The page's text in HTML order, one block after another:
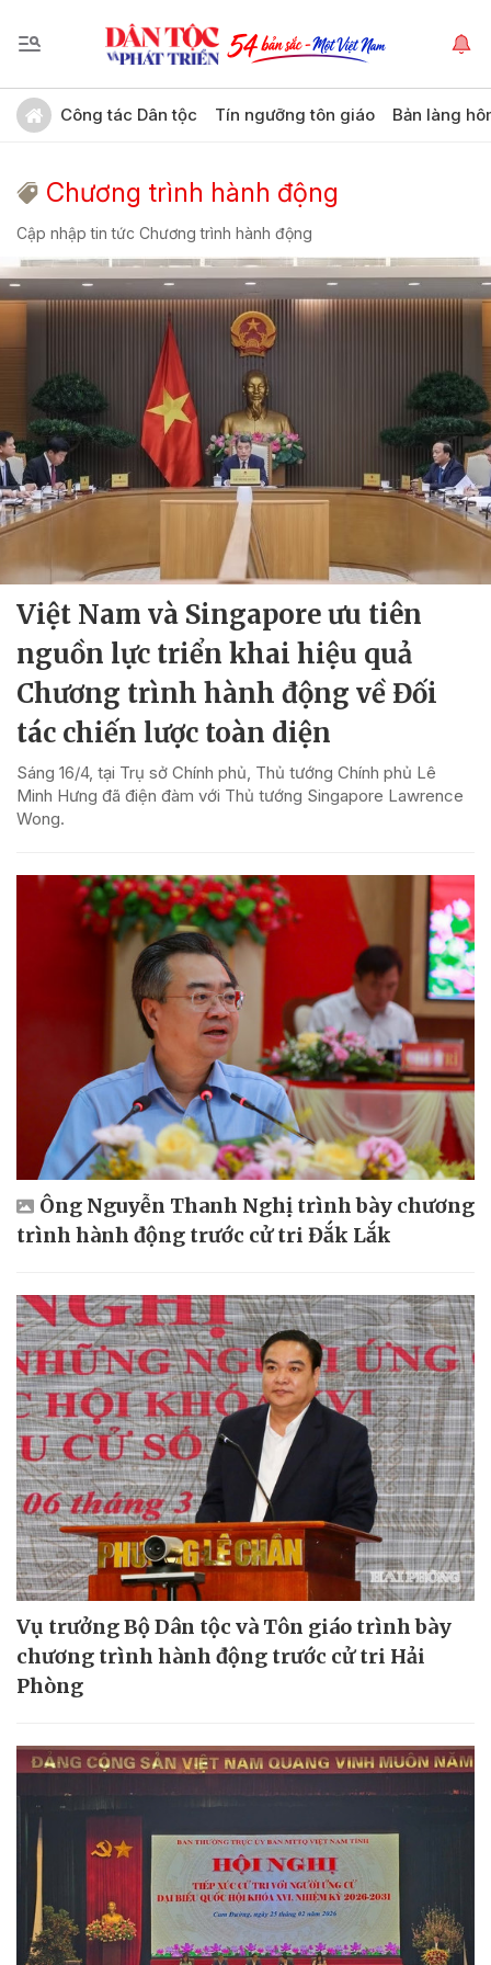
Công tác Dân tộc Tín ngưỡng tôn giáo Bản làng
Chương trình hành động
Cập nhập tin tức Chương trình hành động
Việt Nam và Singapore ưu tiên
nguồn lực triển khai hiệu quả
Chương trình hành động về Đối
tác chiến lược toàn diện
Sáng 16/4, tại Trụ sở Chính phủ, Thủ tướng Chính phủ Lê
Minh Hưng đã điện đàm với Thủ tướng Singapore Lawrence
Wong.
Ông Nguyễn Thanh Nghị trình bày chương
trình hành động trước cử tri Đắk Lắk
Vụ trưởng Bộ Dân tộc và Tôn giáo trình bày
chương trình hành động trước cử tri Hải
Phòng